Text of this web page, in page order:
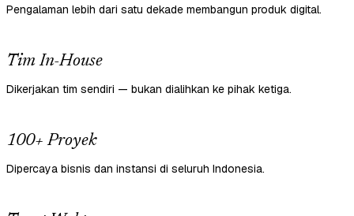
Pengalaman lebih dari satu dekade membangun produk digital.
Tim In-House
Dikerjakan tim sendiri — bukan dialihkan ke pihak ketiga.
100+ Proyek
Dipercaya bisnis dan instansi di seluruh Indonesia.